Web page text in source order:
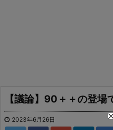
【議論】90＋＋の登場
2023年6月26日